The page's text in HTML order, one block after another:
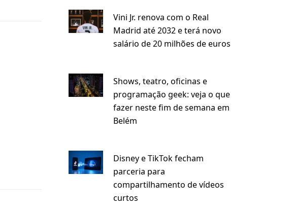
Vini Jr. renova com o Real
Madrid até 2032 e terá novo
salário de 20 milhões de euros
Shows, teatro, oficinas e
programação geek: veja o que
fazer neste fim de semana em
Belém
Disney e TikTok fecham
parceria para
compartilhamento de vídeos
curtos